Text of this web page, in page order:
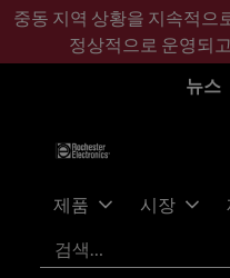
기
콘
바
글
중동 지역 상황을 지속적으
정상적으로 운영되
뉴스
제품 시장
검색